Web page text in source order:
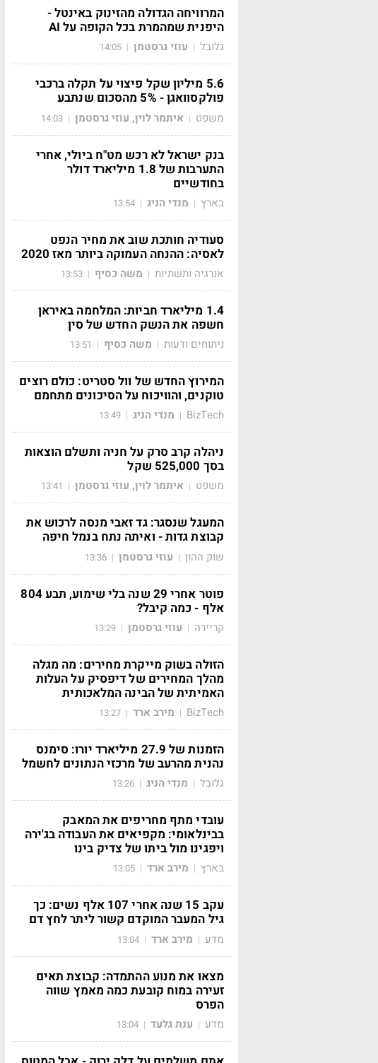
המרוויחה הגדולה מהזינוק באינטל -
היפנית שמהמרת בכל הקופה על AI
גלובל | עוזי גרסטמן |
14:05
5.6 מיליון שקל פיצוי על תקלה ברכבי
פולקסוואגן - 5% מהסכום שנתבע
משפט | איתמר לוין, עוזי גרסטמן |
14:03
בנק ישראל לא רכש מט"ח ביולי, אחרי
התערבות של 1.8 מיליארד דולר
בחודשיים
בארץ | מנדי הניג |
13:54
סעודיה חותכת שוב את מחיר הנפט
לאסיה: ההנחה העמוקה ביותר מאז 2020
אנרגיה ותשתיות | משה כסיף |
13:53
1.4 מיליארד חביות: המלחמה באיראן
חשפה את הנשק החדש של סין
ניתוחים ודעות | משה כסיף |
13:51
המירוץ החדש של וול סטריט: כולם רוצים
טוקנים, והוויכוח על הסיכונים מתחמם
BizTech
| מנדי הניג |
13:49
ניהלה קרב סרק על חניה ותשלם הוצאות
בסך 525,000 שקל
משפט | איתמר לוין, עוזי גרסטמן |
13:41
המעגל שנסגר: גד זאבי מנסה לרכוש את
קבוצת גדות - ואיתה נתח בנמל חיפה
שוק ההון | עוזי גרסטמן |
13:36
פוטר אחרי 29 שנה בלי שימוע, תבע 804
אלף - כמה קיבל?
קריירה | עוזי גרסטמן |
13:29
הזולה בשוק מייקרת מחירים: מה מגלה
מהלך המחירים של דיפסיק על העלות
האמיתית של הבינה המלאכותית
BizTech
| מירב ארד |
13:27
הזמנות של 27.9 מיליארד יורו: סימנס
נהנית מהרעב של מרכזי הנתונים לחשמל
גלובל | מנדי הניג |
13:26
עובדי מתף מחריפים את המאבק
בבינלאומי: מקפיאים את העבודה בג'ירה
ויפגינו מול ביתו של צדיק בינו
בארץ | מירב ארד |
13:05
עקב 15 שנה אחרי 107 אלף נשים: כך
גיל המעבר המוקדם קשור ליתר לחץ דם
מדע | מירב ארד |
13:04
מצאו את מנוע ההתמדה: קבוצת תאים
זעירה במוח קובעת כמה מאמץ שווה
הפרס
מדע | ענת גלעד |
13:04